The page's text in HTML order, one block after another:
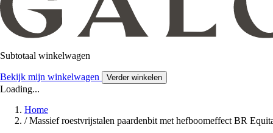
Subtotaal winkelwagen
Bekijk mijn winkelwagen Verder winkelen
Loading...
Home
/ Massief roestvrijstalen paardenbit met hefboomeffect BR